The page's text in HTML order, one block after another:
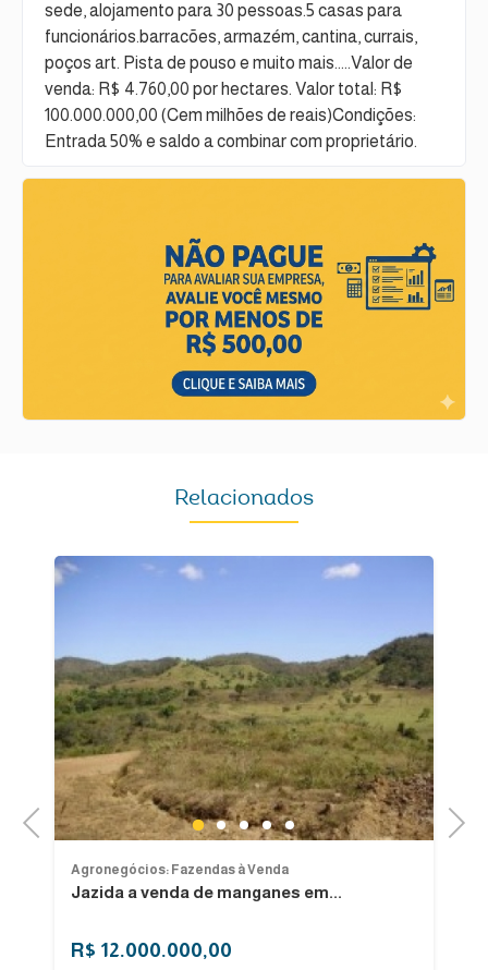
sede, alojamento para 30 pessoas.5 casas para
funcionários.barracões, armazém, cantina, currais,
poços art. Pista de pouso e muito mais.....Valor de
venda: R$ 4.760,00 por hectares. Valor total: R$
100.000.000,00 (Cem milhões de reais)Condições:
Entrada 50% e saldo a combinar com proprietário.
Relacionados
Previous 1 2 3 4 5
Agronegócios: Fazendas à Venda
Jazida a venda de manganes em...
R$ 12.000.000,00
Next